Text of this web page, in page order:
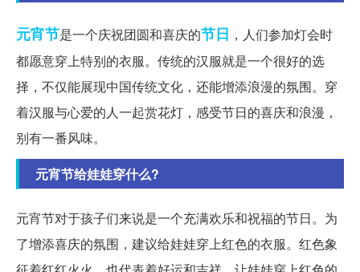
元宵节是一个庆祝团圆和喜庆的节日 ，人们参加灯会时
都愿意穿上特别的衣服。传统的汉服就是一个很好的选
择，不仅能展现中国传统文化，还能增添浪漫的氛围。穿
着汉服与心爱的人一起赏花灯，感受节日的喜庆和浪漫，
别有一番风味。
元宵节给娃娃穿什么?
元宵节对于孩子们来说是一个充满欢乐和祝福的节日。为
了增添喜庆的氛围，建议给娃娃穿上红色的衣服。红色象